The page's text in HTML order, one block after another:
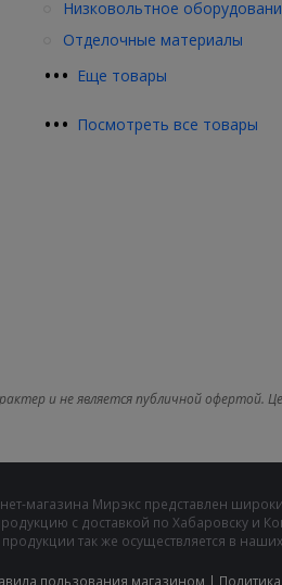
••• Еще товары
Низковольтное
Отделочные материалы
••• Посмотреть все товары
и не является публичной офертой.
магазина Мирэкс представлен
с доставкой по Хабаровску
так же осуществляется в